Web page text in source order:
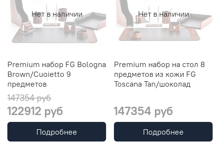
Нет в наличии
Premium набор FG Bologna
Brown/Cuoietto 9
предметов
147354 руб
122912 руб
Подробнее
Нет в наличии
Premium набор на стол 8
предметов из кожи FG
Toscana Tan/шоколад
147354 руб
Подробнее